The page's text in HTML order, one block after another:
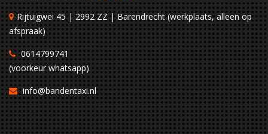
Rijtuigwei 45 | 2992 ZZ | Barendrecht (werkplaats, alleen op
afspraak)
0614799741
(voorkeur whatsapp)
info@bandentaxi.nl